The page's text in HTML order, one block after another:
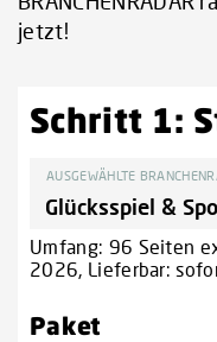
jetzt!
Schritt 1:
AUSGEWÄHLTE
Umfang: 96 Seiten
2026, Lieferbar:
Paket